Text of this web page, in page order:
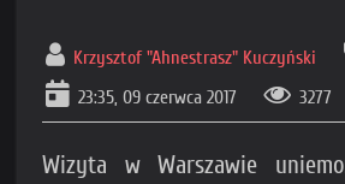
Krzysztof "Ahnestrasz" Kuczyński
23:35, 09 czerwca 2017
3277
Wizyta w Warszawie